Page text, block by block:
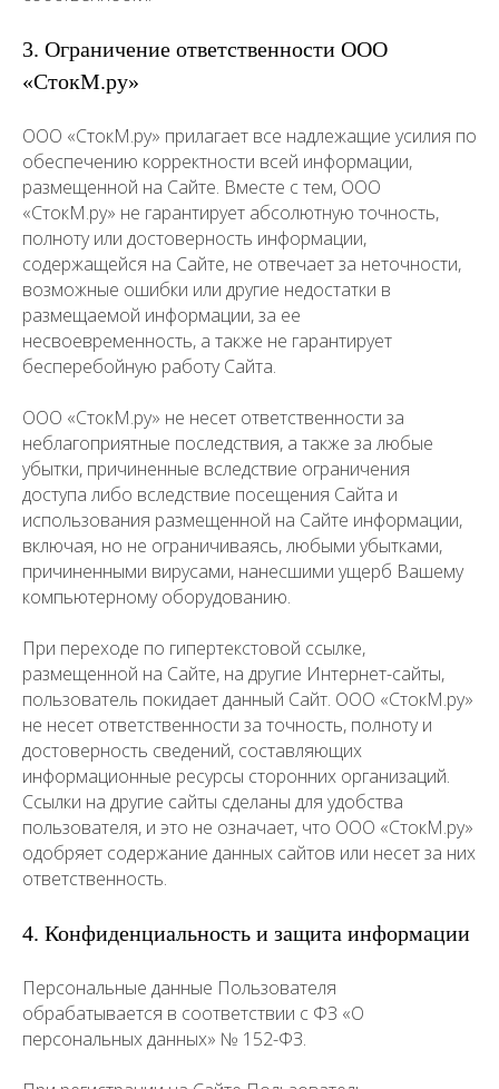
3. Ограничение ответственности ООО
«СтокМ.ру»
ООО «СтокМ.ру» прилагает все надлежащие усилия по
обеспечению корректности всей информации,
размещенной на Сайте. Вместе с тем, ООО
«СтокМ.ру» не гарантирует абсолютную точность,
полноту или достоверность информации,
содержащейся на Сайте, не отвечает за неточности,
возможные ошибки или другие недостатки в
размещаемой информации, за ее
несвоевременность, а также не гарантирует
бесперебойную работу Сайта.
ООО «СтокМ.ру» не несет ответственности за
неблагоприятные последствия, а также за любые
убытки, причиненные вследствие ограничения
доступа либо вследствие посещения Сайта и
использования размещенной на Сайте информации,
включая, но не ограничиваясь, любыми убытками,
причиненными вирусами, нанесшими ущерб Вашему
компьютерному оборудованию.
При переходе по гипертекстовой ссылке,
размещенной на Сайте, на другие Интернет-сайты,
пользователь покидает данный Сайт. ООО «СтокМ.ру»
не несет ответственности за точность, полноту и
достоверность сведений, составляющих
информационные ресурсы сторонних организаций.
Ссылки на другие сайты сделаны для удобства
пользователя, и это не означает, что ООО «СтокМ.ру»
одобряет содержание данных сайтов или несет за них
ответственность.
4. Конфиденциальность и защита информации
Персональные данные Пользователя
обрабатывается в соответствии с ФЗ «О
персональных данных» № 152-ФЗ.